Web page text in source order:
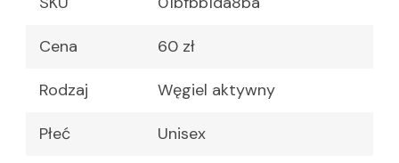
Cena 60 zł
Rodzaj Węgiel aktywny
Płeć Unisex